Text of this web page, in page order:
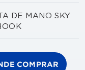
DE MANO SKY
COMPRAR